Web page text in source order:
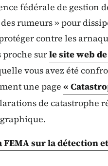
fédérale de gestion
rumeurs » pour
contre les
proche surle site web
vous avez été
une page «
de catastrophe
FEMA sur la détection